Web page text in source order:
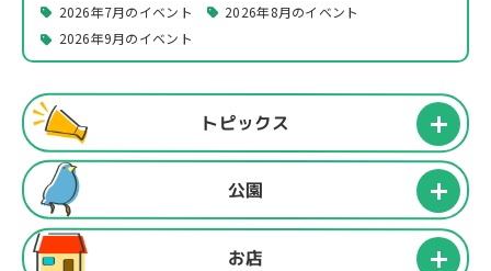
2026年7月のイベント
2026年8月のイベント
2026年9月のイベント
トピックス
公園
お店